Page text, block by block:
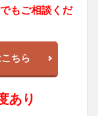
もご相談くだ
ちら
あり